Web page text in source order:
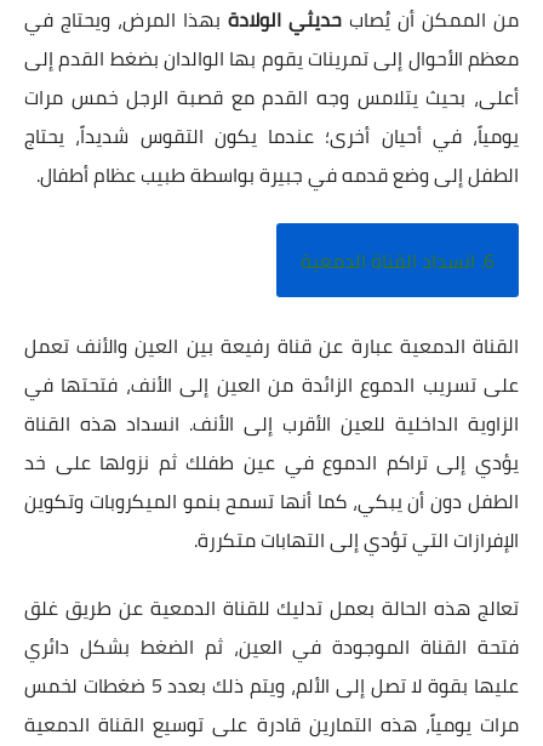
ﻣﻦ الممكن أن يُصاب حديثي الولادة بهذا المرض، ويحتاج في
معظم الأحوال إلى تمرينات يقوم بها الوالدان بضغط القدم إلى
أعلى، بحيث يتلامس وجه القدم مع قصبة الرجل خمس مرات
يومياً، في أحيان أخرى؛ عندما يكون التقوس شديداً، يحتاج
الطفل إلى وضع قدمه في جبيرة بواسطة طبيب عظام أطفال.
6. انسداد القناة الدمعية
القناة الدمعية عبارة عن قناة رفيعة بين العين والأنف تعمل
على تسريب الدموع الزائدة من العين إلى الأنف، فتحتها في
الزاوية الداخلية للعين الأقرب إلى الأنف. انسداد هذه القناة
يؤدي إلى تراكم الدموع في عين طفلك ثم نزولها على خد
الطفل دون أن يبكي، كما أنها تسمح بنمو الميكروبات وتكوين
الإفرازات التي تؤدي إلى التهابات متكررة.
تعالج هذه الحالة بعمل تدليك للقناة الدمعية عن طريق غلق
فتحة القناة الموجودة في العين، ثم الضغط بشكل دائري
عليها بقوة لا تصل إلى الألم، ويتم ذلك بعدد 5 ضغطات لخمس
مرات يومياً، هذه التمارين قادرة على توسيع القناة الدمعية